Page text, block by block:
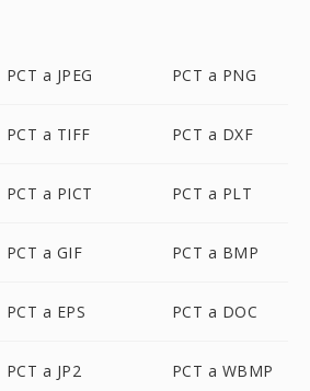
PCT a JPEG PCT a PNG
PCT a TIFF PCT a DXF
PCT a PICT PCT a PLT
PCT a GIF PCT a BMP
PCT a EPS PCT a DOC
PCT a JP2 PCT a WBMP